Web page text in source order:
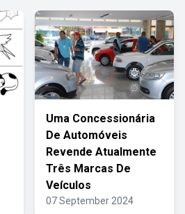
Uma Concessionária
De Automóveis
Revende Atualmente
Três Marcas De
Veículos
07 September 2024